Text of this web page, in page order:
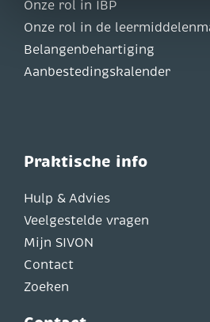
Onze rol in IBP
Onze rol in de
Belangenbehartiging
Aanbestedingskalender
Praktische info
Hulp & Advies
Veelgestelde vragen
Mijn SIVON
Contact
Zoeken